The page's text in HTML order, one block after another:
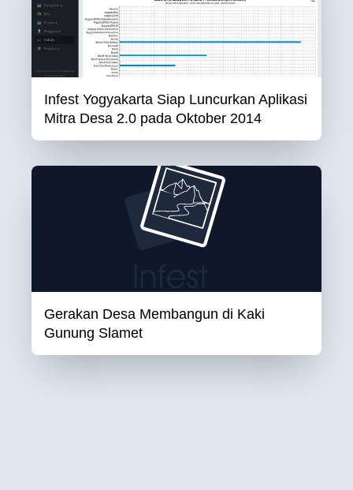
Infest Yogyakarta Siap Luncurkan Aplikasi
Mitra Desa 2.0 pada Oktober 2014
Gerakan Desa Membangun di Kaki
Gunung Slamet